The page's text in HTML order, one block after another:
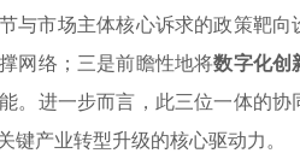
与市场主体核心诉求的政策靶
网络；三是前瞻性地将数字化创
。进一步而言，此三位一体的协
键产业转型升级的核心驱动力。